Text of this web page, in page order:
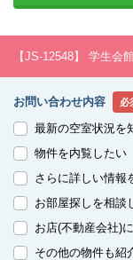
【JS-12548】 学生会
お問い合わせ内容 必
最新の空室状況を
物件を内覧したい
さらに詳しい情報
お部屋探しを相談
お店(不動産会社)
その他の物件も紹